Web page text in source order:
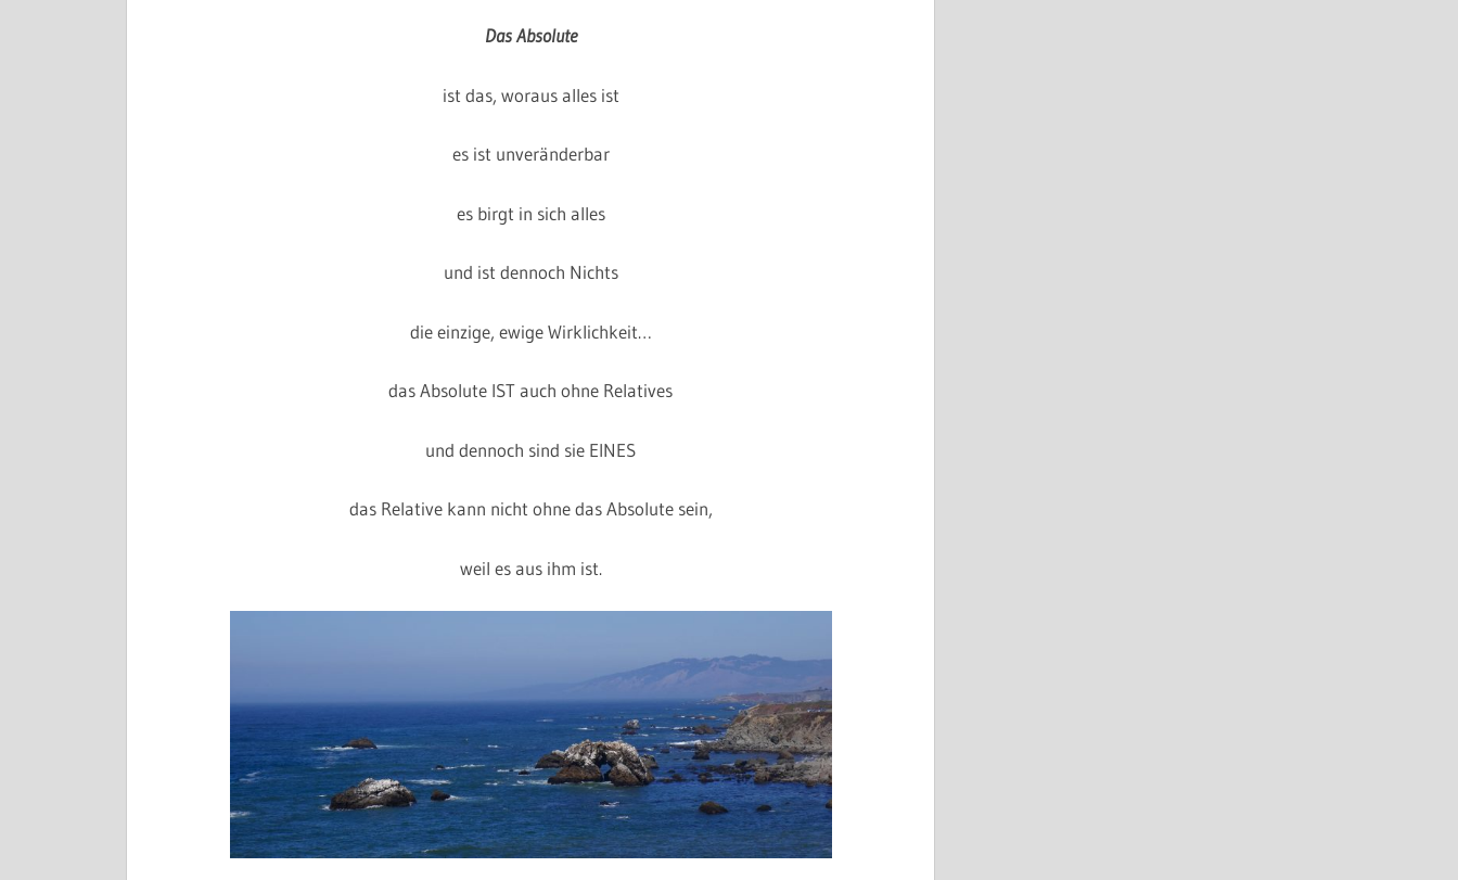
Das Absolute
ist das, woraus alles ist
es ist unveränderbar
es birgt in sich alles
und ist dennoch Nichts
die einzige, ewige Wirklichkeit…
das Absolute IST auch ohne Relatives
und dennoch sind sie EINES
das Relative kann nicht ohne das Absolute sein,
weil es aus ihm ist.